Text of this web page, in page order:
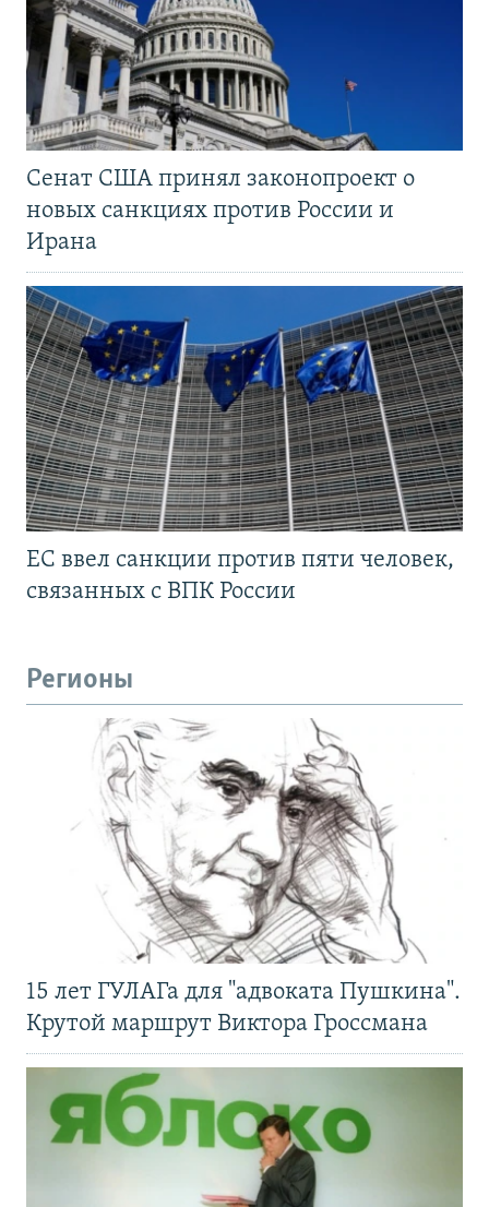
Сенат США принял законопроект о
новых санкциях против России и
Ирана
ЕС ввел санкции против пяти человек,
связанных с ВПК России
Регионы
15 лет ГУЛАГа для "адвоката Пушкина".
Крутой маршрут Виктора Гроссмана